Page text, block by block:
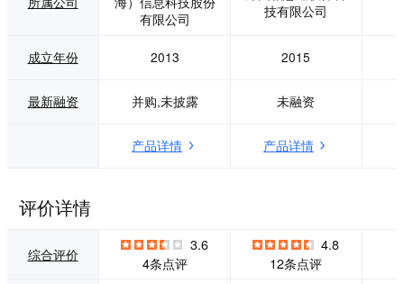
覆盖全国300多个
城市，为10万余家
饮一体化解决方
赖，同时每年为近1
服务体验。
分析、进行精准备
实现成本节约、效
象展示、多元化经
升等。"
有限公司
技有限公司
成立年份 2013 2015
最新融资 并购,未披露 未融资
产品详情 产品详情
评价详情
综合评价
3.6
4条点评
4.8
12条点评